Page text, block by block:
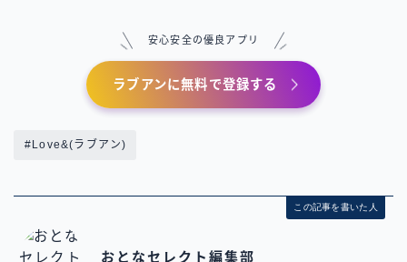
安心安全の優良アプリ
ラブアンに無料で登録する
#Love&(ラブアン)
この記事を書いた人
おとなセレクト編集部